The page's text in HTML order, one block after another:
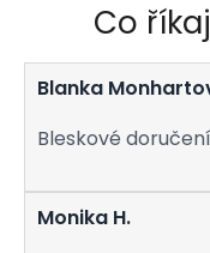
Co
Blanka
Bleskové
Monika H.